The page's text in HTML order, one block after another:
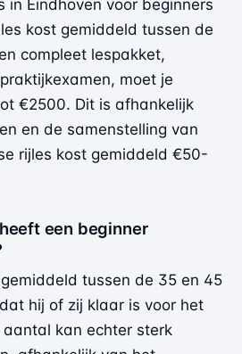
in Eindhoven voor beginners
kost gemiddeld tussen de
compleet lespakket,
moet je
€2500. Dit is afhankelijk
en de samenstelling van
rijles kost gemiddeld €50-
een beginner
tussen de 35 en 45
hij of zij klaar is voor het
kan echter sterk